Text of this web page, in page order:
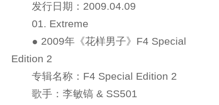
发行日期：2009.04.09
01. Extreme
● 2009年《花样男子》F4 Special
Edition 2
专辑名称：F4 Special Edition 2
歌手：李敏镐 & SS501